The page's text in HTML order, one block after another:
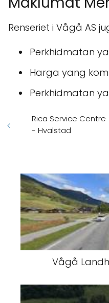
Renseriet i Vågå AS
Perkhidmatan
Harga yang
Perkhidmatan
Rica Service Centre
- Hvalstad
Vågå